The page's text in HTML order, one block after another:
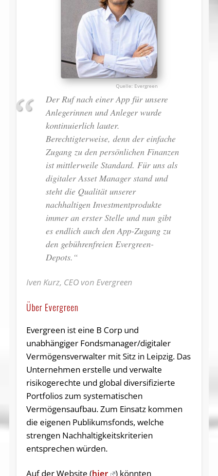
Evergreen
Der Ruf nach einer App für unsere
Anlegerinnen und Anleger wurde
kontinuierlich lauter.
Berechtigterweise, denn der einfache
Zugang zu den persönlichen Finanzen
ist mittlerweile Standard. Für uns als
digitaler Asset Manager stand und
steht die Qualität unserer
nachhaltigen Investmentprodukte
immer an erster Stelle und nun gibt
es endlich auch den App-Zugang zu
den gebührenfreien Evergreen-
Depots.“
Iven Kurz, CEO von Evergreen
Über Evergreen
Evergreen ist eine B Corp und
unabhängiger Fondsmanager/digitaler
Vermögensverwalter mit Sitz in Leipzig. Das
Unternehmen erstelle und verwalte
risikogerechte und global diversifizierte
Portfolios zum systematischen
Vermögensaufbau. Zum Einsatz kommen
die eigenen Publikumsfonds, welche
strengen Nachhaltigkeitskriterien
entsprechen würden.
Auf der Website (hier ) könnten